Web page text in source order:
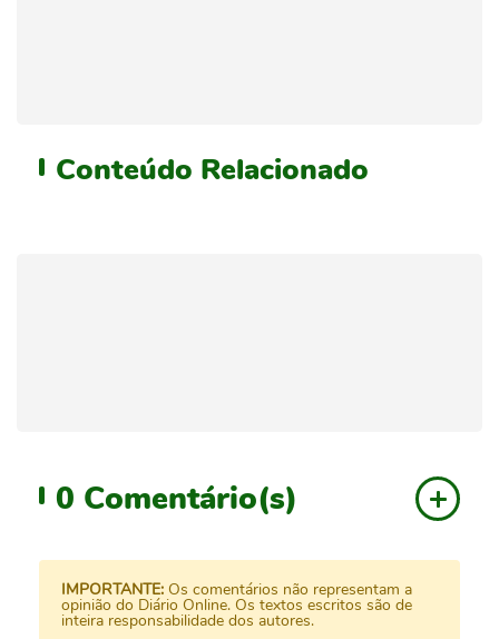
Conteúdo Relacionado
0 Comentário(s)
IMPORTANTE: Os comentários não representam a
opinião do Diário Online. Os textos escritos são de
inteira responsabilidade dos autores.